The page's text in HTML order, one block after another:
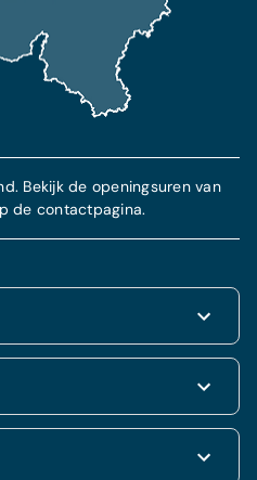
Bekijk de openingsuren van
de contactpagina.